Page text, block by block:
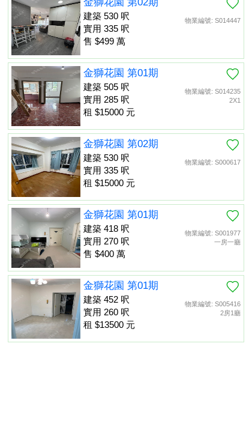
物業編號: S014447
建築 530 呎
實用 335 呎
售 $499 萬
物業編號: S014235
2X1
金獅花園 第01期
建築 505 呎
實用 285 呎
租 $15000 元
物業編號: S000617
金獅花園 第02期
建築 530 呎
實用 335 呎
租 $15000 元
物業編號: S001977
一房一廳
金獅花園 第01期
建築 418 呎
實用 270 呎
售 $400 萬
物業編號: S005416
2房1廳
金獅花園 第01期
建築 452 呎
實用 260 呎
租 $13500 元